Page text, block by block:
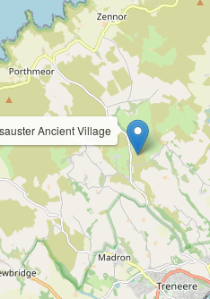
Ancient Village